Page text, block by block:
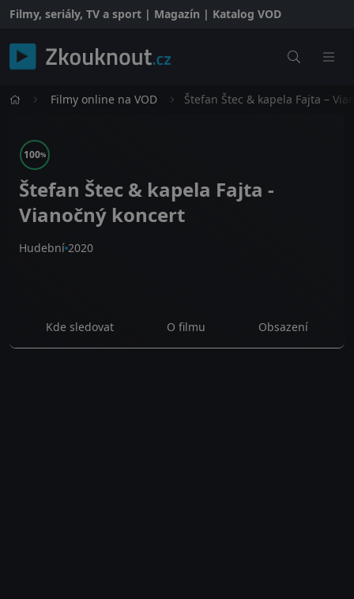
Filmy, seriály, TV a sport | Magazín | Katalog VOD
Filmy online na VOD Štefan Štec & kapela Fajta –
100%
Štefan Štec & kapela Fajta -
Vianočný koncert
Hudební 2020
Kde sledovat O filmu Obsazení